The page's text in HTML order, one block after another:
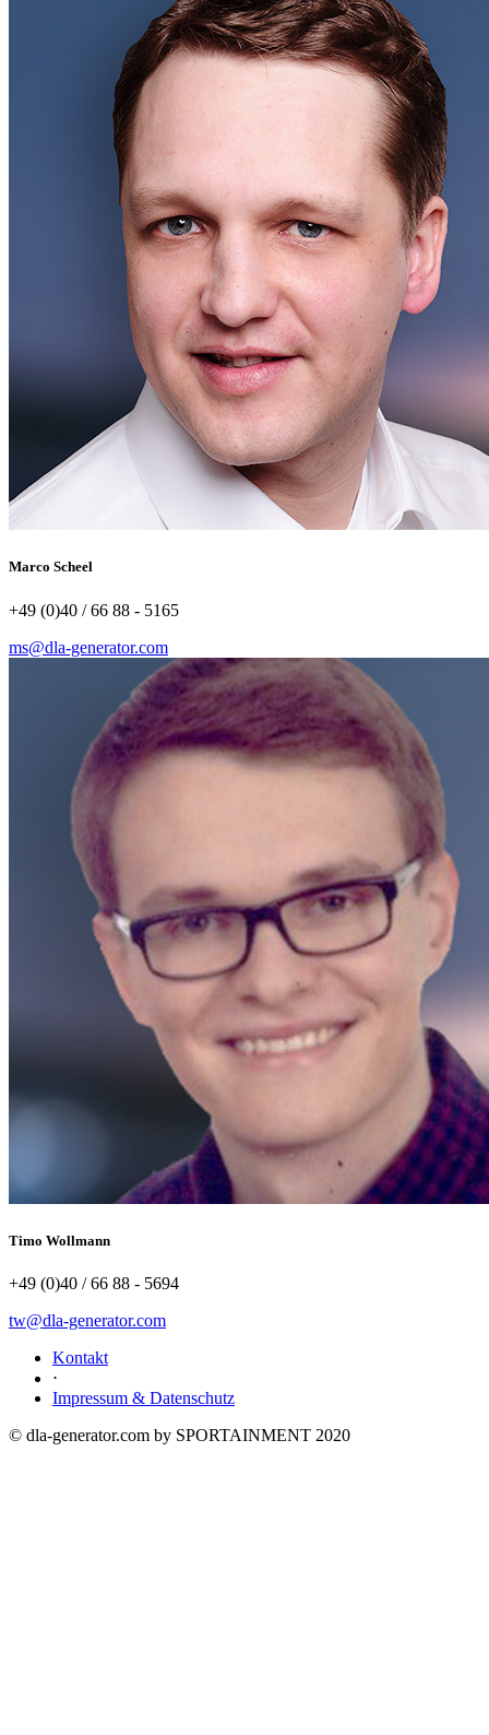
Marco Scheel
+49 (0)40 / 66 88 - 5165
ms@dla-generator.com
Timo Wollmann
+49 (0)40 / 66 88 - 5694
tw@dla-generator.com
Kontakt
⋅
Impressum & Datenschutz
© dla-generator.com by SPORTAINMENT 2020